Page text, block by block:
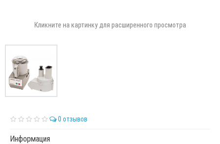
Кликните на картинку для расширенного просмотра
0 отзывов
Информация